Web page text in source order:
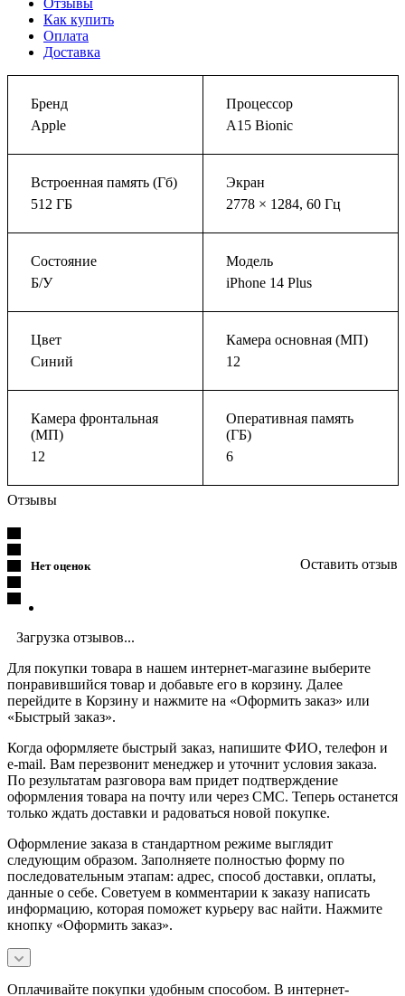
Отзывы
Как купить
Оплата
Доставка
Бренд
Apple
Процессор
A15 Bionic
Встроенная память (Гб)
512 ГБ
Экран
2778 × 1284, 60 Гц
Состояние
Б/У
Модель
iPhone 14 Plus
Цвет
Синий
Камера основная (МП)
12
Камера фронтальная
(МП)
12
Оперативная память
(ГБ)
6
Отзывы
Нет оценок Оставить отзыв
Загрузка отзывов...
Для покупки товара в нашем интернет-магазине выберите
понравившийся товар и добавьте его в корзину. Далее
перейдите в Корзину и нажмите на «Оформить заказ» или
«Быстрый заказ».
Когда оформляете быстрый заказ, напишите ФИО, телефон и
e-mail. Вам перезвонит менеджер и уточнит условия заказа.
По результатам разговора вам придет подтверждение
оформления товара на почту или через СМС. Теперь останется
только ждать доставки и радоваться новой покупке.
Оформление заказа в стандартном режиме выглядит
следующим образом. Заполняете полностью форму по
последовательным этапам: адрес, способ доставки, оплаты,
данные о себе. Советуем в комментарии к заказу написать
информацию, которая поможет курьеру вас найти. Нажмите
кнопку «Оформить заказ».
Оплачивайте покупки удобным способом. В интернет-